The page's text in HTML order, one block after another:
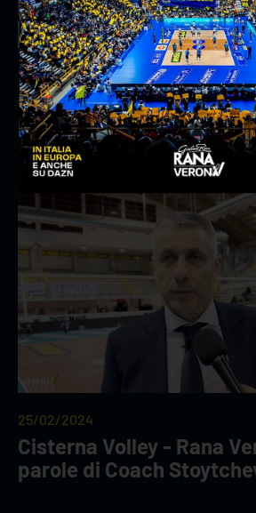
25/02/2024
Cisterna Volley - Rana
parole di Zingel
25/02/2024
Cisterna Volley - Rana
parole di Coach